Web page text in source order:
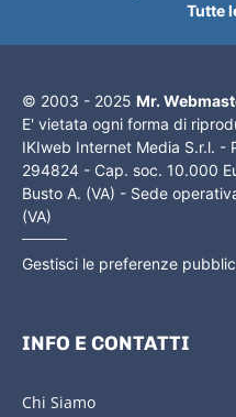
Tutte
© 2003 - 2025 Mr.
E' vietata ogni forma di
IKIweb Internet Media S.r.l. -
294824 - Cap. soc. 10.000
Busto A. (VA) - Sede
(VA)
Gestisci le preferenze
INFO E CONTATTI
Chi Siamo